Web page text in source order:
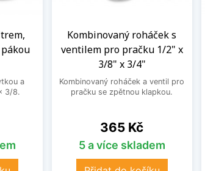
a
3/8.
Kombinovaný roháček s
ventilem pro pračku 1/2" x
3/8" x 3/4"
Kombinovaný roháček a ventil pro
pračku se zpětnou klapkou.
Cena
365 Kč
5 a více skladem